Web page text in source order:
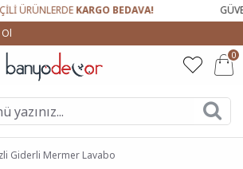
ÜRÜNLERDEKARGO BEDAVA!
0
Giderli Mermer Lavabo